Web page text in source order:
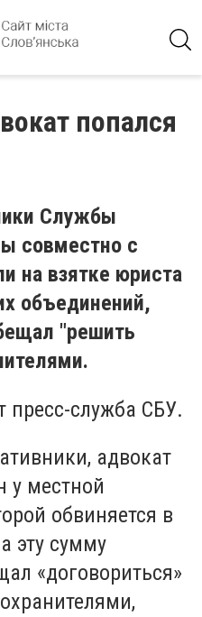
попался
Службы
совместно с
на взятке юриста
объединений,
"решить
пресс-служба СБУ.
адвокат
у местной
обвиняется в
эту сумму
«договориться»